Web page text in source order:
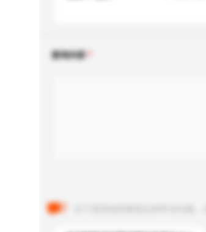
查询内容
以下是其他买家提出的常见问题